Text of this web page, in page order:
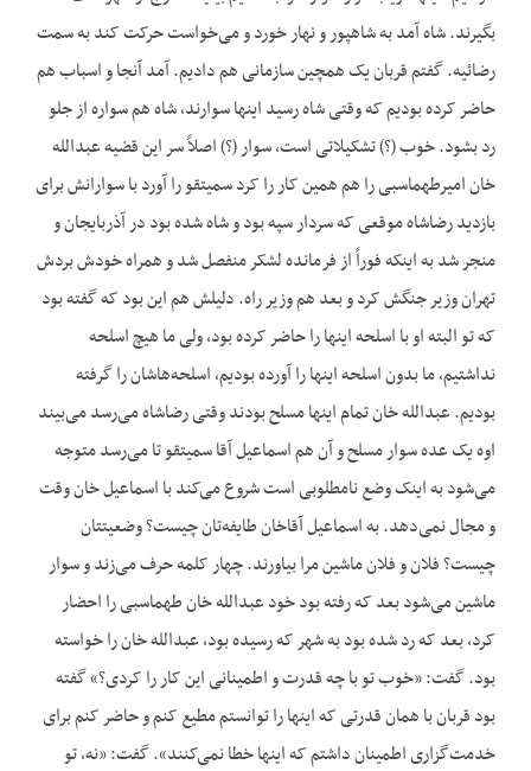
بگیرند. شاه آمد به شاهپور و نهار خورد و می‌خواست حرکت کند به سمت
رضائیه. گفتم قربان یک همچین سازمانی هم دادیم. آمد آنجا و اسباب هم
حاضر کرده بودیم که وقتی شاه رسید اینها سوارند، شاه هم سواره از جلو
رد بشود. خوب (؟) تشکیلاتی است، سوار (؟) اصلاً سر این قضیه عبدالله
خان امیرطهماسبی را هم همین کار را کرد سمیتقو را آورد با سوارانش برای
بازدید رضاشاه موقعی که سردار سپه بود و شاه شده بود در آذربایجان و
منجر شد به اینکه فوراً از فرمانده لشکر منفصل شد و همراه خودش بردش
تهران وزیر جنگش کرد و بعد هم وزیر راه. دلیلش هم این بود که گفته بود
که تو البته او با اسلحه اینها را حاضر کرده بود، ولی ما هیچ اسلحه
نداشتیم، ما بدون اسلحه اینها را آورده بودیم، اسلحه‌هاشان را گرفته
بودیم. عبدالله خان تمام اینها مسلح بودند وقتی رضاشاه می‌رسد می‌بیند
اوه یک عده سوار مسلح و آن هم اسماعیل آقا سمیتقو تا می‌رسد متوجه
می‌شود به اینک وضع نامطلوبی است شروع می‌کند با اسماعیل خان وقت
و مجال نمی‌دهد. به اسماعیل آقاخان طایفه‌تان چیست؟ وضعیتتان
چیست؟ فلان و فلان ماشین مرا بیاورند. چهار کلمه حرف می‌زند و سوار
ماشین می‌شود بعد که رفته بود خود عبدالله خان طهماسبی را احضار
کرد، بعد که رد شده بود به شهر که رسیده بود، عبدالله خان را خواسته
بود. گفت: «خوب تو با چه قدرت و اطمینانی این کار را کردی؟» گفته
بود قربان با همان قدرتی که اینها را توانستم مطیع کنم و حاضر کنم برای
خدمت‌گزاری اطمینان داشتم که اینها خطا نمی‌کنند». گفت: «نه، تو